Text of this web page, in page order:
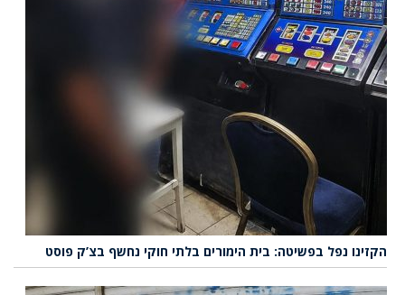
הקזינו נפל בפשיטה: בית הימורים בלתי חוקי נחשף בצ’ק פוסט